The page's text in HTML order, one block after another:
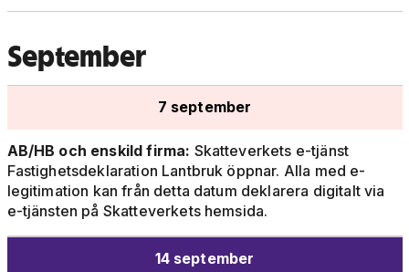
September
7 september
AB/HB och enskild firma: Skatteverkets e-tjänst
Fastighetsdeklaration Lantbruk öppnar. Alla med e-
legitimation kan från detta datum deklarera digitalt via
e-tjänsten på Skatteverkets hemsida.
14 september